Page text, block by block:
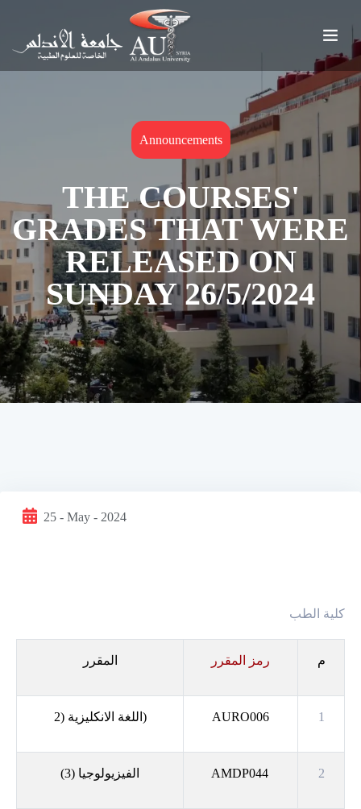
Announcements
THE COURSES'
GRADES THAT WERE
RELEASED ON
SUNDAY 26/5/2024
25 - May - 2024
كلية الطب
م رمز المقرر المقرر
1
AURO006 اللغة الانكليزية (2 )
2
AMDP044 الفيزيولوجيا (3)